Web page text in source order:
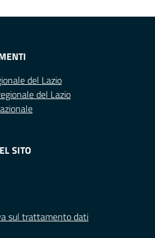
del Lazio
del Lazio
SITO
sul trattamento dati